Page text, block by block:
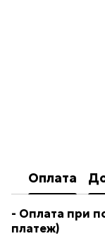
Оплата
- Оплата при
платеж)